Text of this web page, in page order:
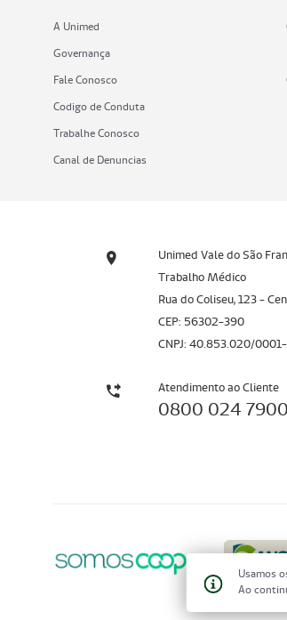
A Unimed
Governança
Fale Conosco
Codigo de Conduta
Trabalhe Conosco
Canal de Denuncias
Unimed Vale do São
Trabalho Médico
Rua do Coliseu, 123 -
CEP: 56302-390
CNPJ: 40.853.020/
Atendimento ao Cliente
0800 024 7900
Usamos
Ao